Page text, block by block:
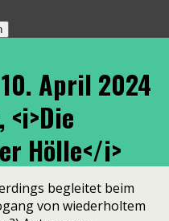
April 2024
Hölle</i>
begleitet beim
von wiederholtem